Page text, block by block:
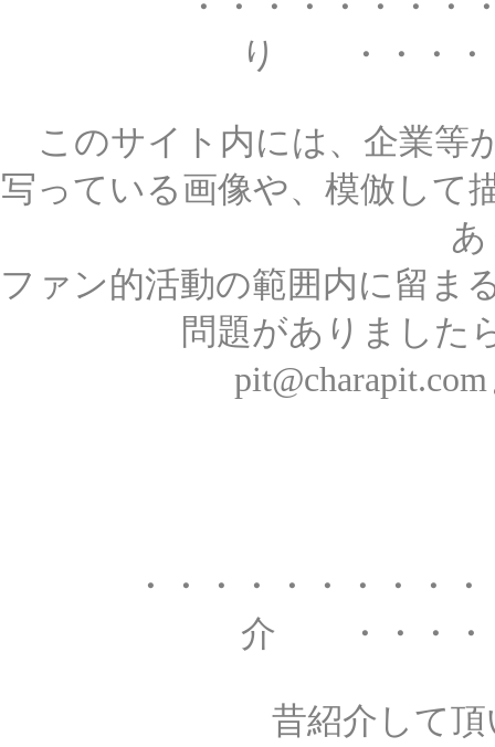
り ・・・・
このサイト内には、企業等
写っている画像や、模倣して
ファン的活動の範囲内に留ま
問題がありました
・・・・・・・・
介 ・・・・
昔紹介して